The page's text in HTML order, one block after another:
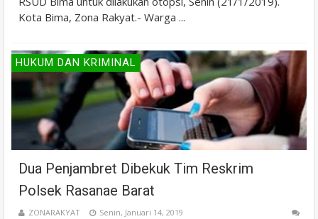
Kota Bima, Zona Rakyat.- Warga ...
HUKUM DAN KRIMINAL
Dua Penjambret Dibekuk Tim Reskrim
Polsek Rasanae Barat
ZONARAKYAT Senin, Januari 14, 2019